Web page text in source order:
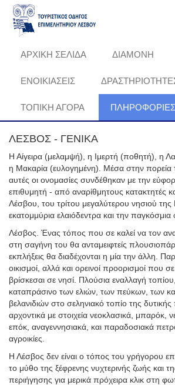
ΑΡΧΙΚΗ ΣΕΛΙΔΑ ΔΙΑΜΟΝΗ
ΕΝΟΙΚΙΑΣΕΙΣ
ΤΟΠΙΚΗ ΑΓΟΡΑ ΠΛΗΡΟΦΟΡΊΕΣ
ΛΕΣΒΟΣ - ΓΕΝΙΚΑ
Η Αίγειρα (μελαμψή), η Ιμερτή (ποθητή), η
η Μακαρία (ευλογημένη). Μέσα στην πορεία
αυτές οι ονομασίες συνδέθηκαν με την
επιθυμητή - από αναρίθμητους κατακτητές
Λέσβου, του τρίτου μεγαλύτερου νησιού της
εκατομμύρια ελαιόδεντρα και την παγκόσμια
Λέσβος. Ένας τόπος που σε καλεί να τον
στη σαγήνη του θα ανταμειφτείς
εκπλήξεις θα διαδέχονται η μία την άλλη.
οικισμοί, αλλά και ορεινοί προορισμοί που
βρίσκεσαι σε νησί. Πλούσια εναλλαγή
καταπράσινο των ελιών, των πεύκων, των
βελανιδιών στο σεληνιακό τοπίο της
αρχοντικά με στοιχεία νεοκλασικά, μπαρόκ,
επόκ, αναγεννησιακά, και παραδοσιακά
αγροικίες.
Η Λέσβος δεν είναι ο τόπος του γρήγορου
το μύθο της ξέφρενης νυχτερινής ζωής και
περιήγησης για μερικά πρόχειρα κλικ στη